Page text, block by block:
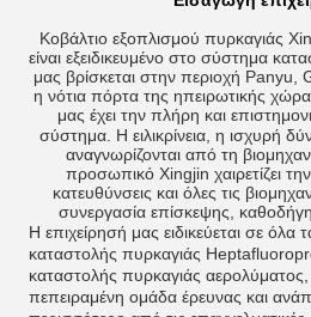
Κοβάλτιο εξοπλισμού πυρκαγιάς
είναι εξειδικευμένο στο σύστημα
μας βρίσκεται στην περιοχή Panyu,
η νότια πόρτα της ηπειρωτικής
μας έχει την πλήρη και
σύστημα. Η ειλικρίνεια, η ισχυρή
αναγνωρίζονται από τη
προσωπικό Xingjin χαιρετίζει
κατευθύνσεις και όλες τις
συνεργασία επίσκεψης,
Η επιχείρησή μας ειδικεύεται σε όλα
καταστολής πυρκαγιάς
καταστολής πυρκαγιάς αερολύματος,
πεπειραμένη ομάδα έρευνας και